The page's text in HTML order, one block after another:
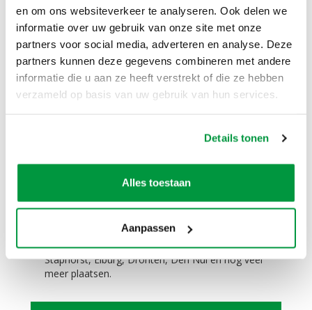
en om ons websiteverkeer te analyseren. Ook delen we
informatie over uw gebruik van onze site met onze
partners voor social media, adverteren en analyse. Deze
partners kunnen deze gegevens combineren met andere
informatie die u aan ze heeft verstrekt of die ze hebben
verzameld op basis van uw gebruik van hun services.
Details tonen
Alles toestaan
Aanpassen
De feestpop volwassen baby 70 jaar past (zonder
lucht) in elke auto. Zelfs in een Smart is dit geen
probleem.
Zelf ophalen / bezorgen:
huren en tegen een meerprijs te laten bezorgen.
Hattem, Hasselt, Dalfsen, Kampen, Wijhe,
Nieuwleusen, Dronten, Giethoorn, Wapenveld,
Oldebroek, Ommen, Meppel, Steenwijk, 't Harde,
Wezep, Olst, Genemuiden, Zwartewaterland,
Dedemsvaart, Heino, Raalte, Lemelerveld,
Vilsteren, Oudleusen, Zwartsluis, Epe, Rouveen,
Staphorst, Elburg, Dronten, Den Nul en nog veel
meer plaatsen.